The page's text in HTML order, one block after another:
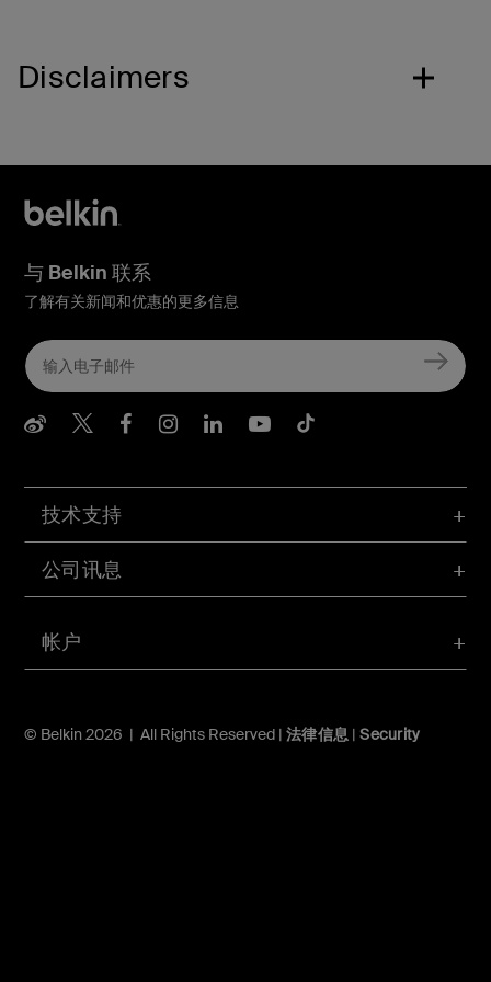
Disclaimers
帐户
技术支持
公司讯息
© Belkin 2026 | All Rights Reserved | 法律信息 |Security
与 Belkin 联系
了解有关新闻和优惠的更多信息
Belkin Weibo
Belkin Twitter
Belkin Facebook
Belkin Instagram
Belkin LInkedIn
Belkin Youtube
Belkin